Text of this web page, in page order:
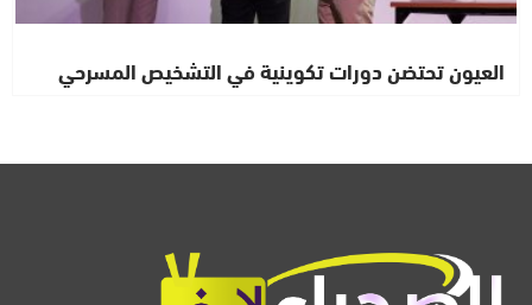
العيون تحتضن دورات تكوينية في التشخيص المسرحي